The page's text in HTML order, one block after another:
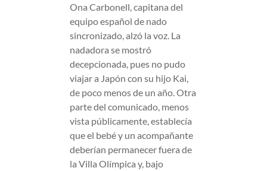
Ona Carbonell, capitana del
equipo español de nado
sincronizado, alzó la voz. La
nadadora se mostró
decepcionada, pues no pudo
viajar a Japón con su hijo Kai,
de poco menos de un año. Otra
parte del comunicado, menos
vista públicamente, establecía
que el bebé y un acompañante
deberían permanecer fuera de
la Villa Olímpica y, bajo